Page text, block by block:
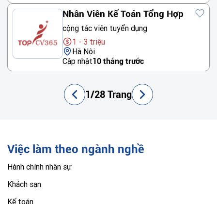
Nhân Viên Kế Toán Tổng Hợp
cộng tác viên tuyển dụng
1 - 3 triệu
Hà Nội
Cập nhật10 tháng trước
1/28 Trang
Việc làm theo ngành nghề
Hành chính nhân sự
Khách sạn
Kế toán